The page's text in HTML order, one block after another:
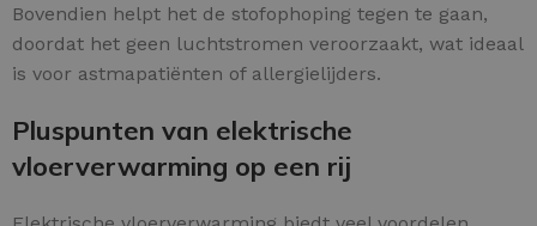
Bovendien helpt het de stofophoping tegen te gaan,
doordat het geen luchtstromen veroorzaakt, wat ideaal
is voor astmapatiënten of allergielijders.
Pluspunten van elektrische
vloerverwarming op een rij